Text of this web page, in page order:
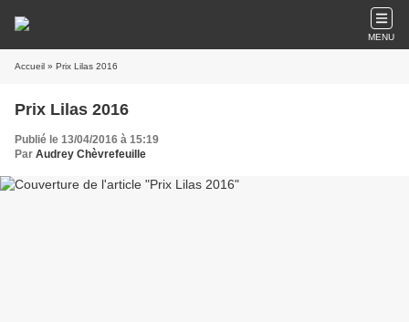
MENU
Accueil » Prix Lilas 2016
Prix Lilas 2016
Publié le 13/04/2016 à 15:19
Par Audrey Chèvrefeuille